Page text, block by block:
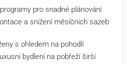
pro snadné plánování
a snížení měsíčních sazeb
s ohledem na pohodlí
bydlení na pobřeží širší